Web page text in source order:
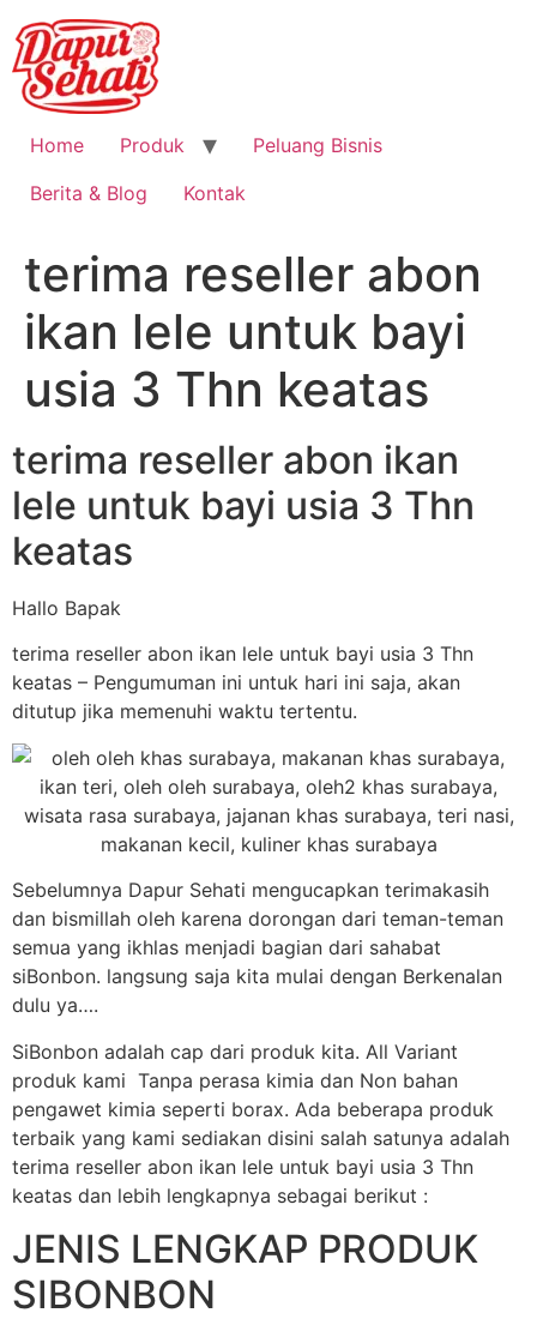
Home Produk
Peluang Bisnis
Berita & Blog
Kontak
terima reseller abon
ikan lele untuk bayi
usia 3 Thn keatas
terima reseller abon ikan
lele untuk bayi usia 3 Thn
keatas
Hallo Bapak
terima reseller abon ikan lele untuk bayi usia 3 Thn
keatas – Pengumuman ini untuk hari ini saja, akan
ditutup jika memenuhi waktu tertentu.
Sebelumnya Dapur Sehati mengucapkan terimakasih
dan bismillah oleh karena dorongan dari teman-teman
semua yang ikhlas menjadi bagian dari sahabat
siBonbon. langsung saja kita mulai dengan Berkenalan
dulu ya….
SiBonbon adalah cap dari produk kita. All Variant
produk kami Tanpa perasa kimia dan Non bahan
pengawet kimia seperti borax. Ada beberapa produk
terbaik yang kami sediakan disini salah satunya adalah
terima reseller abon ikan lele untuk bayi usia 3 Thn
keatas dan lebih lengkapnya sebagai berikut :
JENIS LENGKAP PRODUK
SIBONBON